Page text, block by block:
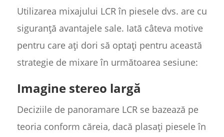
Utilizarea mixajului LCR în piesele dvs. are cu
siguranță avantajele sale. Iată câteva motive
pentru care ați dori să optați pentru această
strategie de mixare în următoarea sesiune:
Imagine stereo largă
Deciziile de panoramare LCR se bazează pe
teoria conform căreia, dacă plasați piesele în